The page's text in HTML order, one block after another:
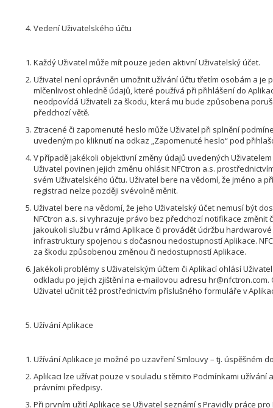
Vedení Uživatelského účtu
Každý Uživatel může mít pouze jeden aktivní Uživatelský účet.
Uživatel není oprávněn umožnit užívání účtu třetím osobám a je
mlčenlivost ohledně údajů, které používá při přihlášení do
neodpovídá Uživateli za škodu, která mu bude způsobena
předchozí větě.
Ztracené či zapomenuté heslo může Uživatel při splnění
uvedeným po kliknutí na odkaz „Zapomenuté heslo“ pod
V případě jakékoli objektivní změny údajů uvedených
Uživatel povinen jejich změnu ohlásit NFCtron a.s.
svém Uživatelského účtu. Uživatel bere na vědomí, že jméno a
registraci nelze později svévolně měnit.
Uživatel bere na vědomí, že jeho Uživatelský účet nemusí být
NFCtron a.s. si vyhrazuje právo bez předchozí notifikace změnit
jakoukoli službu v rámci Aplikace či provádět údržbu
infrastruktury spojenou s dočasnou nedostupností Aplikace.
za škodu způsobenou změnou či nedostupností Aplikace.
Jakékoli problémy s Uživatelským účtem či Aplikací ohlásí
odkladu po jejich zjištění na e-mailovou adresu hr@nfctron.com.
Uživatel učinit též prostřednictvím příslušného formuláře v
Užívání Aplikace
Užívání Aplikace je možné po uzavření Smlouvy – tj. úspěšném
Aplikaci lze užívat pouze v souladu s těmito Podmínkami užívání
právními předpisy.
Při prvním užití Aplikace se Uživatel seznámí s Pravidly práce pro